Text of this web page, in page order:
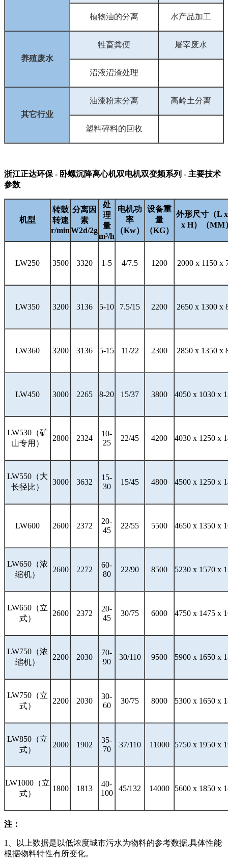
植物油的分离 水产品加工
养殖废水
牲畜粪便 屠宰废水
沼液沼渣处理
其它行业
油漆粉末分离 高岭土分离
塑料碎料的回收
浙江正达环保 - 卧螺沉降离心机双电机双变频系列 - 主要技术
参数
机型
转鼓
转速
r/min
分离因
素
W2d/2g
处
理
量
m³/h
电机功
率
（Kw）
设备重
量
（KG）
外形尺寸（L
x H）（MM
LW250 3500 3320 1-5 4/7.5 1200 2000 x 1150 x
LW350 3200 3136 5-10 7.5/15 2200 2650 x 1300 x
LW360 3200 3136 5-15 11/22 2300 2850 x 1350 x
LW450 3000 2265 8-20 15/37 3800 4050 x 1030 x
LW530（矿
山专用）
2800 2324
10-
25
22/45 4200 4030 x 1250 x
LW550（大
长径比）
3000 3632
15-
30
15/45 4800 4500 x 1250 x
LW600 2600 2372
20-
45
22/55 5500 4650 x 1350 x
LW650（浓
缩机）
2600 2272
60-
80
22/90 8500 5230 x 1570 x
LW650（立
式）
2600 2372
20-
45
30/75 6000 4750 x 1475 x
LW750（浓
缩机）
2200 2030
70-
90
30/110 9500 5900 x 1650 x
LW750（立
式）
2200 2030
30-
60
30/75 8000 5300 x 1650 x
LW850（立
式）
2000 1902
35-
70
37/110 11000 5750 x 1950 x
LW1000（立
式）
1800 1813
40-
100
45/132 14000 5600 x 1850 x
注：
1、以上数据是以低浓度城市污水为物料的参考数据,具体性能
根据物料特性有所变化。